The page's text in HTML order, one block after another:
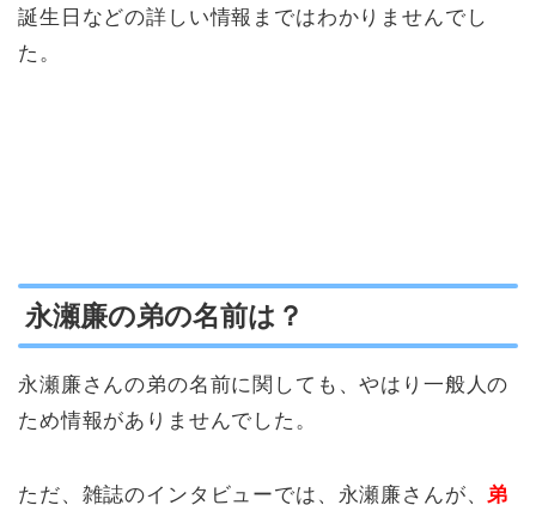
誕生日などの詳しい情報まではわかりませんでし
た。
永瀬廉の弟の名前は？
永瀬廉さんの弟の名前に関しても、やはり一般人の
ため情報がありませんでした。
ただ、雑誌のインタビューでは、永瀬廉さんが、 弟